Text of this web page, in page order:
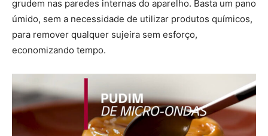
grudem nas paredes internas do aparelho. Basta um pano
úmido, sem a necessidade de utilizar produtos químicos,
para remover qualquer sujeira sem esforço,
economizando tempo.